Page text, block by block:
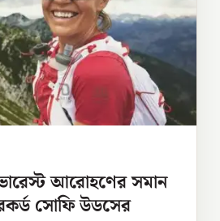
আরোহণের সমান
সোফি উডসের